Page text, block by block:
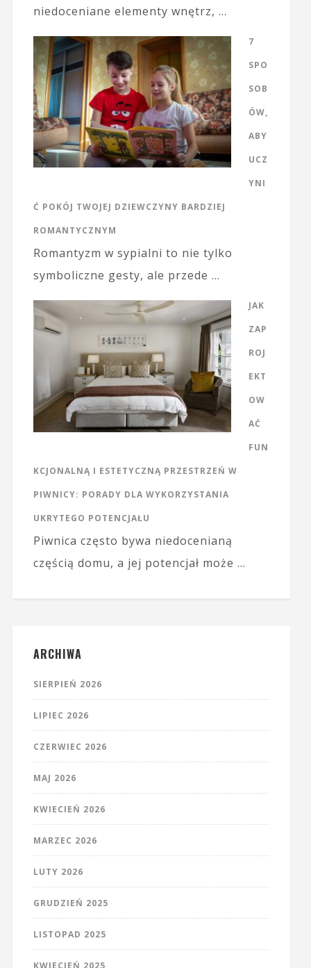
niedoceniane elementy wnętrz, …
7
SPO
SOB
ÓW,
ABY
UCZ
YNI
Ć POKÓJ TWOJEJ DZIEWCZYNY BARDZIEJ
ROMANTYCZNYM
Romantyzm w sypialni to nie tylko
symboliczne gesty, ale przede …
JAK
ZAP
ROJ
EKT
OW
AĆ
FUN
KCJONALNĄ I ESTETYCZNĄ PRZESTRZEŃ W
PIWNICY: PORADY DLA WYKORZYSTANIA
UKRYTEGO POTENCJAŁU
Piwnica często bywa niedocenianą
częścią domu, a jej potencjał może …
ARCHIWA
SIERPIEŃ 2026
LIPIEC 2026
CZERWIEC 2026
MAJ 2026
KWIECIEŃ 2026
MARZEC 2026
LUTY 2026
GRUDZIEŃ 2025
LISTOPAD 2025